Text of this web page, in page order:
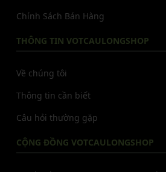
Chính Sách Bán Hàng
THÔNG TIN VOTCAULONGSHOP
Về chúng tôi
Thông tin cần biết
Câu hỏi thường gặp
CỘNG ĐỒNG VOTCAULONGSHOP